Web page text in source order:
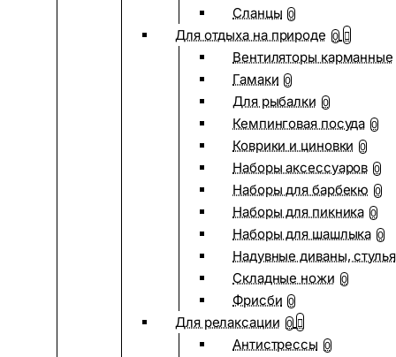
Сланцы 0
Для отдыха на природе 0
Вентиляторы карманные
Гамаки 0
Для рыбалки 0
Кемпинговая посуда 0
Коврики и циновки 0
Наборы аксессуаров 0
Наборы для барбекю 0
Наборы для пикника 0
Наборы для шашлыка 0
Надувные диваны, стулья
Складные ножи 0
Фрисби 0
Для релаксации 0
Антистрессы 0